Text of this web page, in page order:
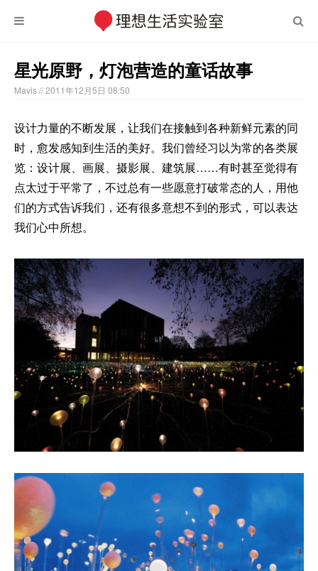
星光原野，灯泡营造的童话故事
Mavis// 2011年12月5日 08:50
设计力量的不断发展，让我们在接触到各种新鲜元素的同
时，愈发感知到生活的美好。我们曾经习以为常的各类展
览：设计展、画展、摄影展、建筑展……有时甚至觉得有
点太过于平常了，不过总有一些愿意打破常态的人，用他
们的方式告诉我们，还有很多意想不到的形式，可以表达
我们心中所想。